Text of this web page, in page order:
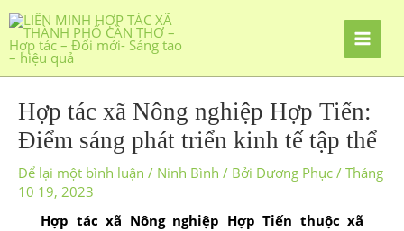
Hợp tác xã Nông nghiệp Hợp Tiến:
Điểm sáng phát triển kinh tế tập thể
Để lại một bình luận / Ninh Bình / Bởi Dương Phục / Tháng
10 19, 2023
Hợp tác xã Nông nghiệp Hợp Tiến thuộc xã